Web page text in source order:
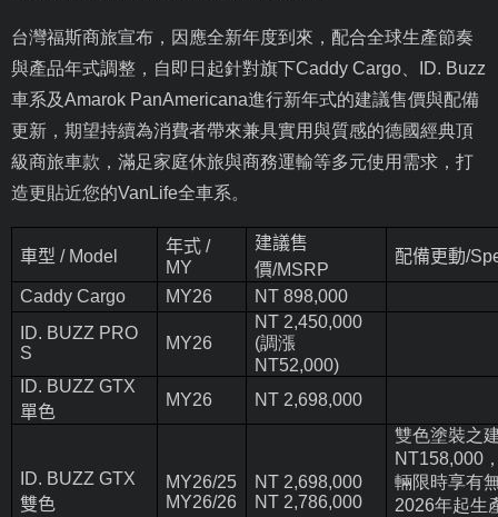
台灣福斯商旅宣布，因應全新年度到來，配合全球生產節奏
與產品年式調整，自即日起針對旗下Caddy Cargo
ID. Buzz
車系及Amarok PanAmericana進行新年式的建議售價與配備
更新，期望持續為消費者帶來兼具實用與質感的德國經典頂
級商旅車款，滿足家庭休旅與商務運輸等多元使用需求，打
造更貼近您的VanLife全車系。
車型 / Model
年式/
MY
建議售
價/MSRP
配備更動/
Caddy Cargo MY26 NT 898,000
ID. BUZZ PRO
S
MY26
NT 2,450,000
(調漲
NT52,000)
ID. BUZZ GTX
單色
MY26 NT 2,698,000
ID. BUZZ GTX
雙色
MY26/25
MY26/26
NT 2,698,000
NT 2,786,000
雙色塗裝之
NT158,000
輛限時享有
2026年起生